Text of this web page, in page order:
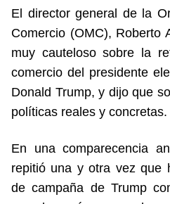
El director general de la
Comercio (OMC), Roberto
muy cauteloso sobre la
comercio del presidente
Donald Trump, y dijo que
políticas reales y concretas.
En una comparecencia
repitió una y otra vez que
de campaña de Trump